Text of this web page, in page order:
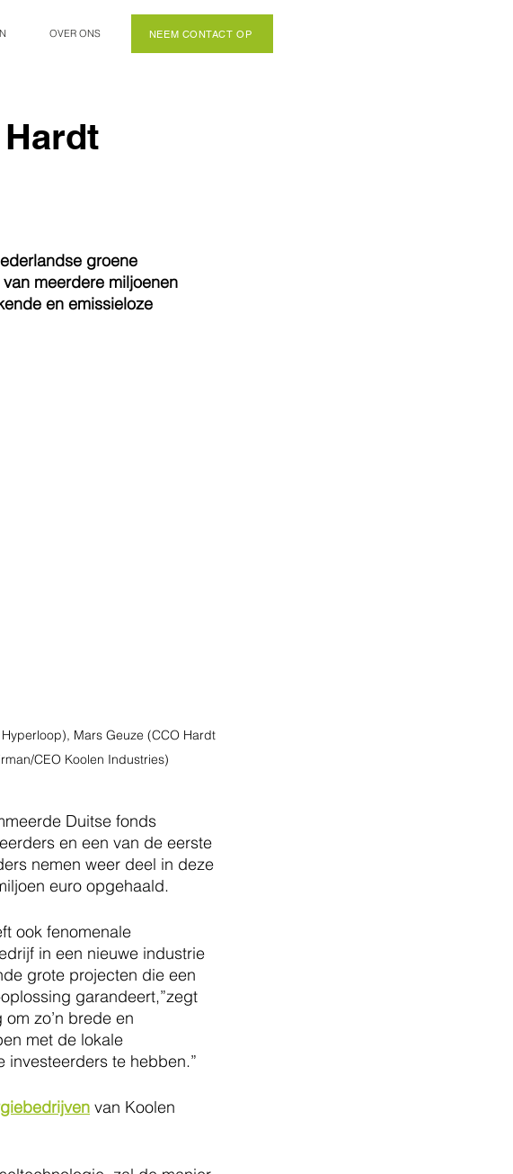
OVER ONS NEEM CONTACT OP
groene
meerdere miljoenen
en emissieloze
Mars Geuze (CCO Hardt
CEO Koolen Industries)
Duitse fonds
en een van de eerste
nemen weer deel in deze
euro opgehaald.
in een nieuwe industrie
grote projecten die een
garandeert,”zegt
zo’n brede en
met de lokale
te hebben.”
van Koolen